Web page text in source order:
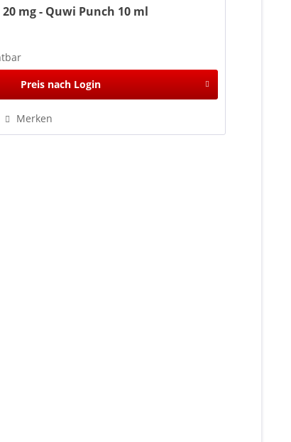
mg - Quwi Punch 10 ml
Preis nach Login
Merken